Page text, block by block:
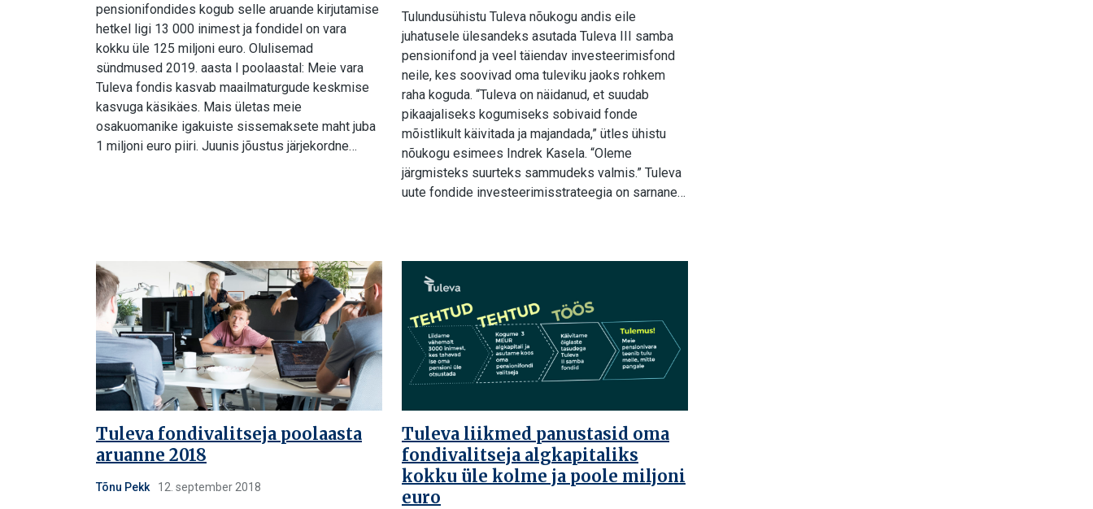
pensionifondides kogub selle aruande kirjutamise
hetkel ligi 13 000 inimest ja fondidel on vara
kokku üle 125 miljoni euro. Olulisemad
sündmused 2019. aasta I poolaastal: Meie vara
Tuleva fondis kasvab maailmaturgude keskmise
kasvuga käsikäes. Mais ületas meie
osakuomanike igakuiste sissemaksete maht juba
1 miljoni euro piiri. Juunis jõustus järjekordne…
Tulundusühistu Tuleva nõukogu andis eile
juhatusele ülesandeks asutada Tuleva III samba
pensionifond ja veel täiendav investeerimisfond
neile, kes soovivad oma tuleviku jaoks rohkem
raha koguda. “Tuleva on näidanud, et suudab
pikaajaliseks kogumiseks sobivaid fonde
mõistlikult käivitada ja majandada,” ütles ühistu
nõukogu esimees Indrek Kasela. “Oleme
järgmisteks suurteks sammudeks valmis.” Tuleva
uute fondide investeerimisstrateegia on sarnane…
Tuleva fondivalitseja poolaasta
aruanne 2018
Tõnu Pekk 12. september 2018
Tuleva liikmed panustasid oma
fondivalitseja algkapitaliks
kokku üle kolme ja poole miljoni
euro